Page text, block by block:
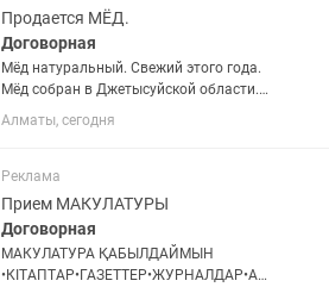
Подходит для...
Продается МЁД.
Договорная
Мёд натуральный. Свежий этого года.
Мёд собран в Джетысуйской области.
Саркандский район. В горном районе
Семиречье. По городу Алматы
кг. Розничная цена одного кг...
Алматы, сегодня
Реклама
Прием МАКУЛАТУРЫ
Договорная
МАКУЛАТУРА ҚАБЫЛДАЙМЫН
•КІТАПТАР•ГАЗЕТТЕР•ЖУРНАЛДАР•А4